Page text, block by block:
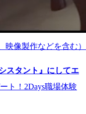
像製作などを含む）
スタント』にしてエ
ト！2Days職場体験